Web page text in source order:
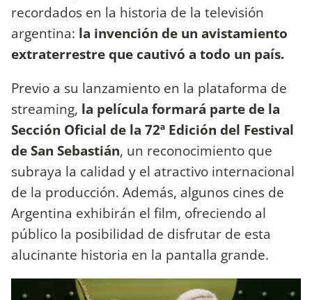
recordados en la historia de la televisión
argentina: la invención de un avistamiento
extraterrestre que cautivó a todo un país.
Previo a su lanzamiento en la plataforma de
streaming, la película formará parte de la
Sección Oficial de la 72ª Edición del Festival
de San Sebastián, un reconocimiento que
subraya la calidad y el atractivo internacional
de la producción. Además, algunos cines de
Argentina exhibirán el film, ofreciendo al
público la posibilidad de disfrutar de esta
alucinante historia en la pantalla grande.